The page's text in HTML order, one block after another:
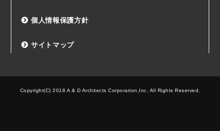
個人情報保護方針
サイトマップ
Copyright(C) 2018 A & D Architects Corporation,Inc. All Rights Reserved.